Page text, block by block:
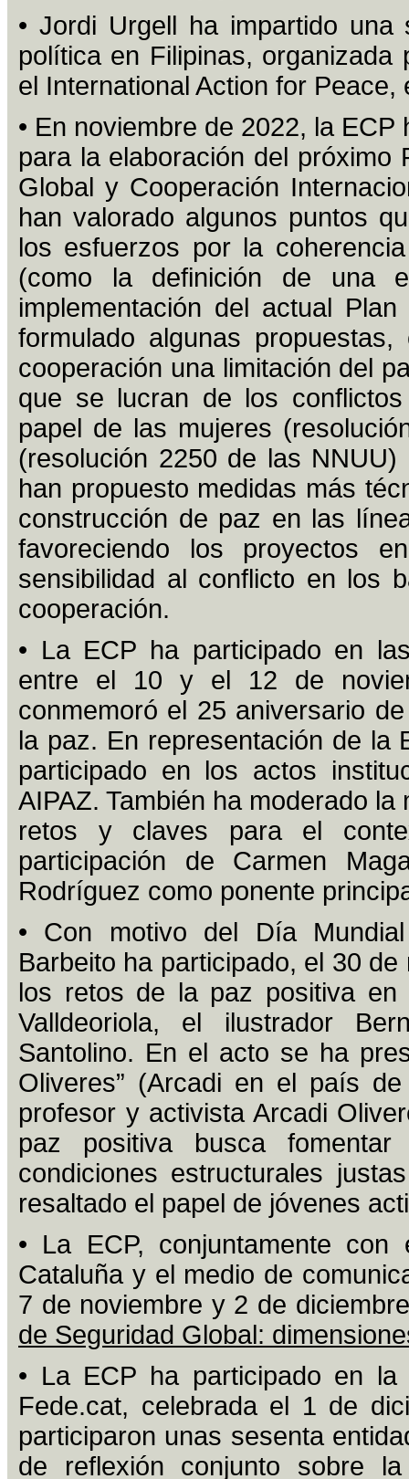
• Jordi Urgell ha impartido
política en Filipinas,
el International Action for
• En noviembre de 2022, la
para la elaboración del próximo
Global y Cooperación
han valorado algunos puntos
los esfuerzos por la
(como la definición de una
implementación del actual
formulado algunas
cooperación una limitación del
que se lucran de los
papel de las mujeres
(resolución 2250 de las
han propuesto medidas más
construcción de paz en las
favoreciendo los proyectos
sensibilidad al conflicto en los
cooperación.
• La ECP ha participado en
entre el 10 y el 12 de
conmemoró el 25 aniversario
la paz. En representación de la
participado en los actos
AIPAZ. También ha moderado
retos y claves para el
participación de Carmen
Rodríguez como ponente
• Con motivo del Día
Barbeito ha participado, el 30
los retos de la paz positiva
Valldeoriola, el ilustrador
Santolino. En el acto se ha
Oliveres” (Arcadi en el país
profesor y activista Arcadi
paz positiva busca
condiciones estructurales
resaltado el papel de jóvenes
• La ECP, conjuntamente
Cataluña y el medio de
7 de noviembre y 2 de
de Seguridad Global:
• La ECP ha participado en la
Fede.cat, celebrada el 1 de
participaron unas sesenta
de reflexión conjunto sobre